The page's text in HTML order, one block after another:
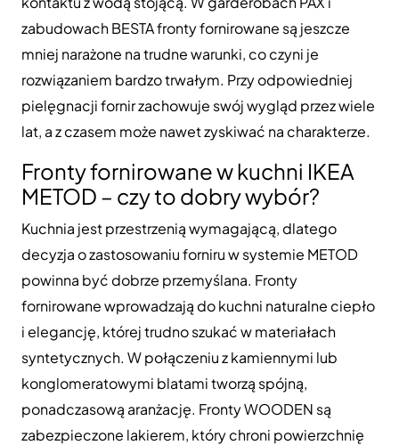
zabudowach BESTA fronty fornirowane są jeszcze
mniej narażone na trudne warunki, co czyni je
rozwiązaniem bardzo trwałym. Przy odpowiedniej
pielęgnacji fornir zachowuje swój wygląd przez wiele
lat, a z czasem może nawet zyskiwać na charakterze.
Fronty fornirowane w kuchni IKEA
METOD – czy to dobry wybór?
Kuchnia jest przestrzenią wymagającą, dlatego
decyzja o zastosowaniu forniru w systemie METOD
powinna być dobrze przemyślana. Fronty
fornirowane wprowadzają do kuchni naturalne ciepło
i elegancję, której trudno szukać w materiałach
syntetycznych. W połączeniu z kamiennymi lub
konglomeratowymi blatami tworzą spójną,
ponadczasową aranżację. Fronty WOODEN są
zabezpieczone lakierem, który chroni powierzchnię